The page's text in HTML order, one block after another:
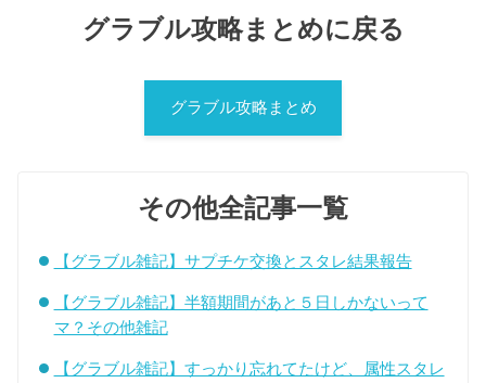
グラブル攻略まとめに戻る
グラブル攻略まとめ
その他全記事一覧
【グラブル雑記】サプチケ交換とスタレ結果報告
【グラブル雑記】半額期間があと５日しかないって
マ？その他雑記
【グラブル雑記】すっかり忘れてたけど、属性スタレ